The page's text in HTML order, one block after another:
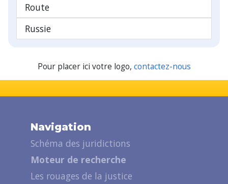
Route
Russie
Pour placer ici votre logo, contactez-nous
Navigation
Schéma des juridictions
Moteur de recherche
Les rouages de la justice